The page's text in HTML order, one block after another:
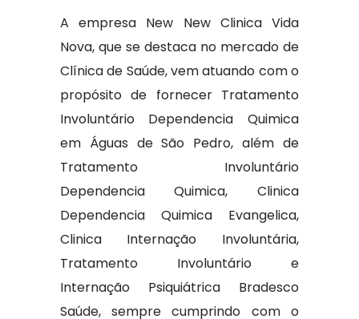
A empresa New New Clinica Vida
Nova, que se destaca no mercado de
Clínica de Saúde, vem atuando com o
propósito de fornecer Tratamento
Involuntário Dependencia Quimica
em Águas de São Pedro, além de
Tratamento Involuntário
Dependencia Quimica, Clinica
Dependencia Quimica Evangelica,
Clinica Internação Involuntária,
Tratamento Involuntário e
Internação Psiquiátrica Bradesco
Saúde, sempre cumprindo com o